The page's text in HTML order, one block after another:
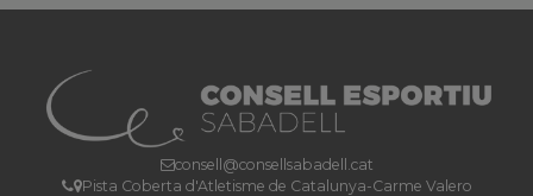
consell@consellsabadell.cat
Pista Coberta d'Atletisme de Catalunya-Carme Valero